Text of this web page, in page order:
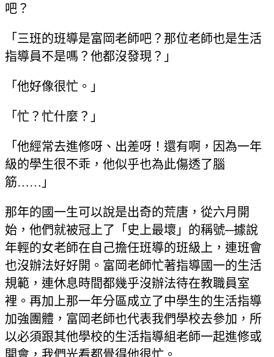
吧？
「三班的班導是富岡老師吧？那位老師也是生活
指導員不是嗎？他都沒發現？」
「他好像很忙。」
「忙？忙什麼？」
「他經常去進修呀、出差呀！還有啊，因為一年
級的學生很不乖，他似乎也為此傷透了腦
筋……」
那年的國一生可以說是出奇的荒唐，從六月開
始，他們就被冠上了「史上最壞」的稱號─據說
年輕的女老師在自己擔任班導的班級上，連班會
也沒辦法好好開。富岡老師忙著指導國一的生活
規範，連休息時間都幾乎沒辦法待在教職員室
裡。再加上那一年分區成立了中學生的生活指導
加強團體，富岡老師也代表我們學校去參加，所
以必須跟其他學校的生活指導組老師一起進修或